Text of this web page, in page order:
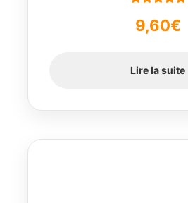
5
9,60€
Lire la suite